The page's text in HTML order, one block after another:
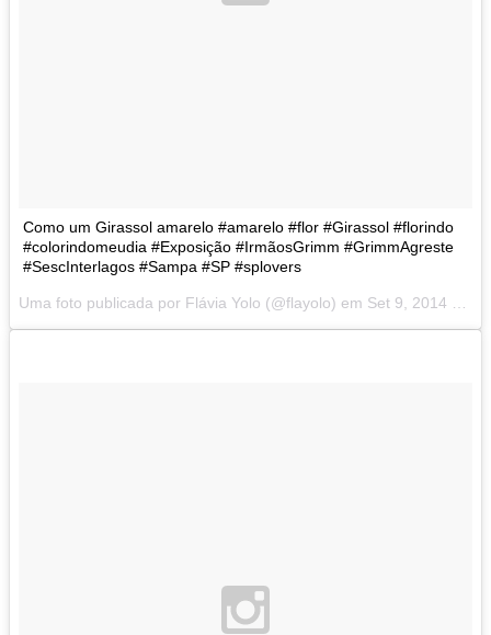
Como um Girassol amarelo #amarelo #flor #Girassol #florindo
#colorindomeudia #Exposição #IrmãosGrimm #GrimmAgreste
#SescInterlagos #Sampa #SP #splovers
Uma foto publicada por Flávia Yolo (@flayolo) em Set 9, 2014 at 5:17 PDT